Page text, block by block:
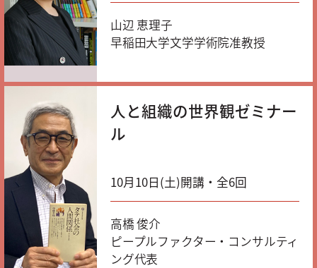
山辺 恵理子
早稲田大学文学学術院准教授
人と組織の世界観ゼミナー
ル
10月10日(土)開講・全6回
高橋 俊介
ピープルファクター・コンサルティ
ング代表